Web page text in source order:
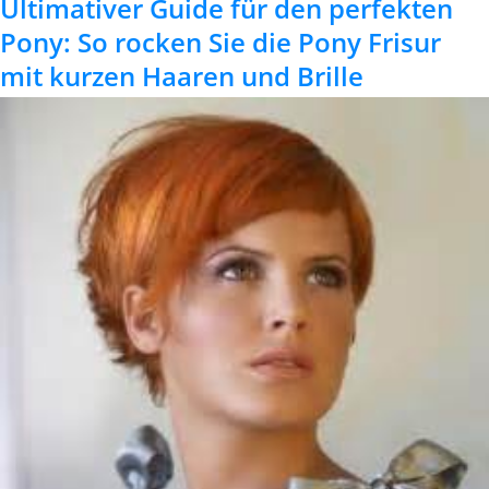
Ultimativer Guide für den perfekten
Pony: So rocken Sie die Pony Frisur
mit kurzen Haaren und Brille